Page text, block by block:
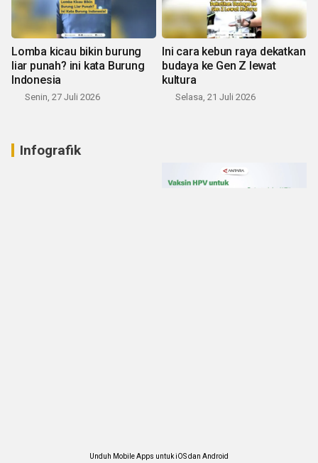
Lomba kicau bikin burung
liar punah? ini kata Burung
Indonesia
Senin, 27 Juli 2026
Ini cara kebun raya dekatkan
budaya ke Gen Z lewat
kultura
Selasa, 21 Juli 2026
Infografik
Unduh Mobile Apps untuk iOS dan Android